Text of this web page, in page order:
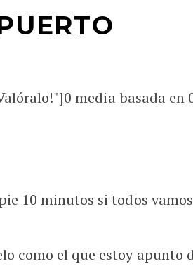
0media basada en
10 minutos si todos
como el que estoy apunto